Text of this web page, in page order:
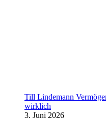
Till Lindemann
wirklich
3. Juni 2026